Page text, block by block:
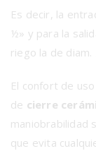
Es decir, la
½» y para la
riego la de
El confort de
de cierre
maniobrabilidad
que evita